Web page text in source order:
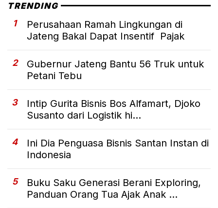
TRENDING
1
Perusahaan Ramah Lingkungan di
Jateng Bakal Dapat Insentif Pajak
2
Gubernur Jateng Bantu 56 Truk untuk
Petani Tebu
3
Intip Gurita Bisnis Bos Alfamart, Djoko
Susanto dari Logistik hi...
4
Ini Dia Penguasa Bisnis Santan Instan di
Indonesia
5
Buku Saku Generasi Berani Exploring,
Panduan Orang Tua Ajak Anak ...